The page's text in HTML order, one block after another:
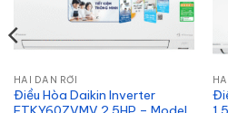
HAI DÀN RỜI
Điều Hòa Daikin Inverter